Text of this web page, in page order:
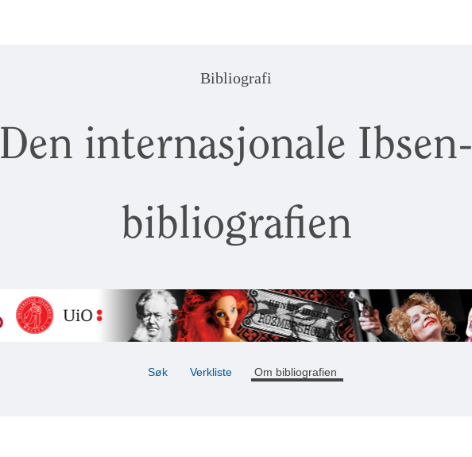
Bibliografi
Den internasjonale Ibsen-
bibliografien
Søk Verkliste Om bibliografien